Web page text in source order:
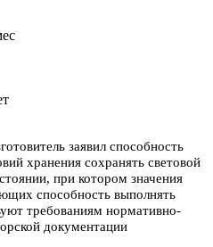
заявил способность
хранения сохранять световой
при котором значения
способность выполнять
требованиям нормативно-
документации